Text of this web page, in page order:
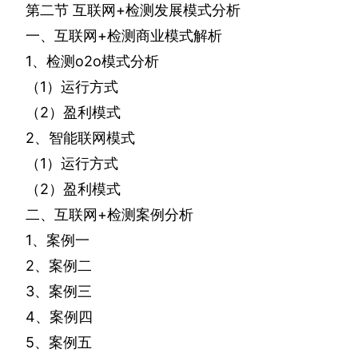
第二节 互联网+检测发展模式分析
一、互联网+检测商业模式解析
1、检测 o2o模式分析
（1 ）运行方式
（2）盈利模式
2、智能联网模式
（1 ）运行方式
（2）盈利模式
二、互联网+检测案例分析
1、案例一
2、案例二
3、案例三
4、案例四
5、案例五